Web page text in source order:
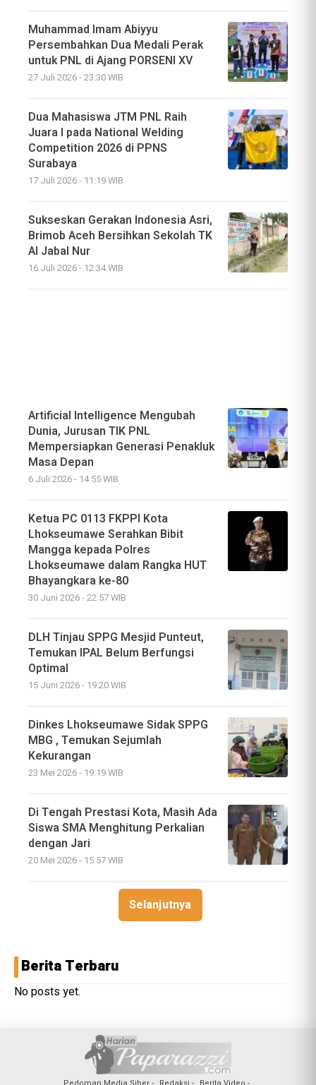
Muhammad Imam Abiyyu
Persembahkan Dua Medali Perak
untuk PNL di Ajang PORSENI XV
27 Juli 2026 - 23:30 WIB
Dua Mahasiswa JTM PNL Raih
Juara I pada National Welding
Competition 2026 di PPNS
Surabaya
17 Juli 2026 - 11:19 WIB
Sukseskan Gerakan Indonesia Asri,
Brimob Aceh Bersihkan Sekolah TK
Al Jabal Nur
16 Juli 2026 - 12:34 WIB
Artificial Intelligence Mengubah
Dunia, Jurusan TIK PNL
Mempersiapkan Generasi Penakluk
Masa Depan
6 Juli 2026 - 14:55 WIB
Ketua PC 0113 FKPPI Kota
Lhokseumawe Serahkan Bibit
Mangga kepada Polres
Lhokseumawe dalam Rangka HUT
Bhayangkara ke-80
30 Juni 2026 - 22:57 WIB
DLH Tinjau SPPG Mesjid Punteut,
Temukan IPAL Belum Berfungsi
Optimal
15 Juni 2026 - 19:20 WIB
Dinkes Lhokseumawe Sidak SPPG
MBG , Temukan Sejumlah
Kekurangan
23 Mei 2026 - 19:19 WIB
Di Tengah Prestasi Kota, Masih Ada
Siswa SMA Menghitung Perkalian
dengan Jari
20 Mei 2026 - 15:57 WIB
Selanjutnya
Berita Terbaru
No posts yet.